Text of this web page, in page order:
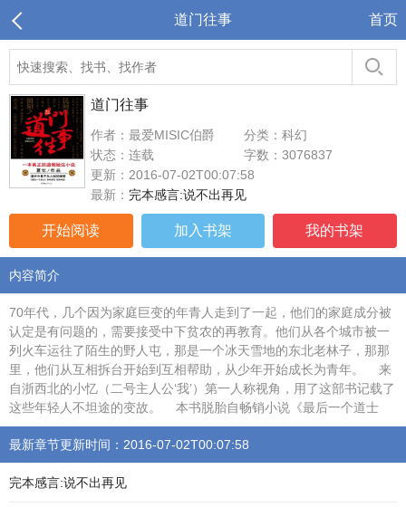
道门往事 首页
道门往事
作者：最爱MISIC伯爵
分类：科幻
状态：连载
字数：3076837
更新：2016-07-02T00:07:58
最新： 完本感言:说不出再见
开始阅读 加入书架 我的书架
内容简介
70年代，几个因为家庭巨变的年青人走到了一起，他们的家庭成分被
认定是有问题的，需要接受中下贫农的再教育。他们从各个城市被一
列火车运往了陌生的野人屯，那是一个冰天雪地的东北老林子，那那
里，他们从互相拆台开始到互相帮助，从少年开始成长为青年。 来
自浙西北的小忆（二号主人公‘我’）第一人称视角，用了这部书记载了
这些年轻人不坦途的变故。 本书脱胎自畅销小说《最后一个道士
最新章节更新时间：2016-07-02T00:07:58
完本感言:说不出再见